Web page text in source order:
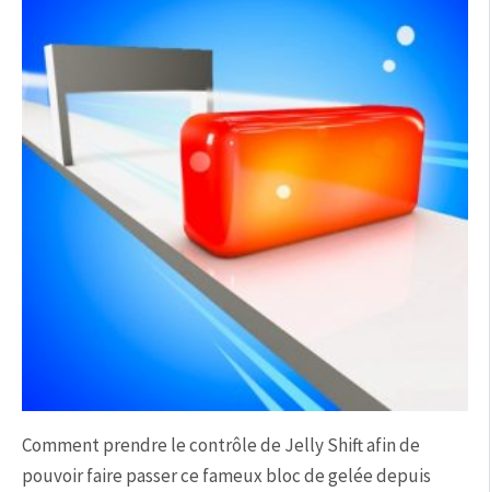
Comment prendre le contrôle de Jelly Shift afin de
pouvoir faire passer ce fameux bloc de gelée depuis